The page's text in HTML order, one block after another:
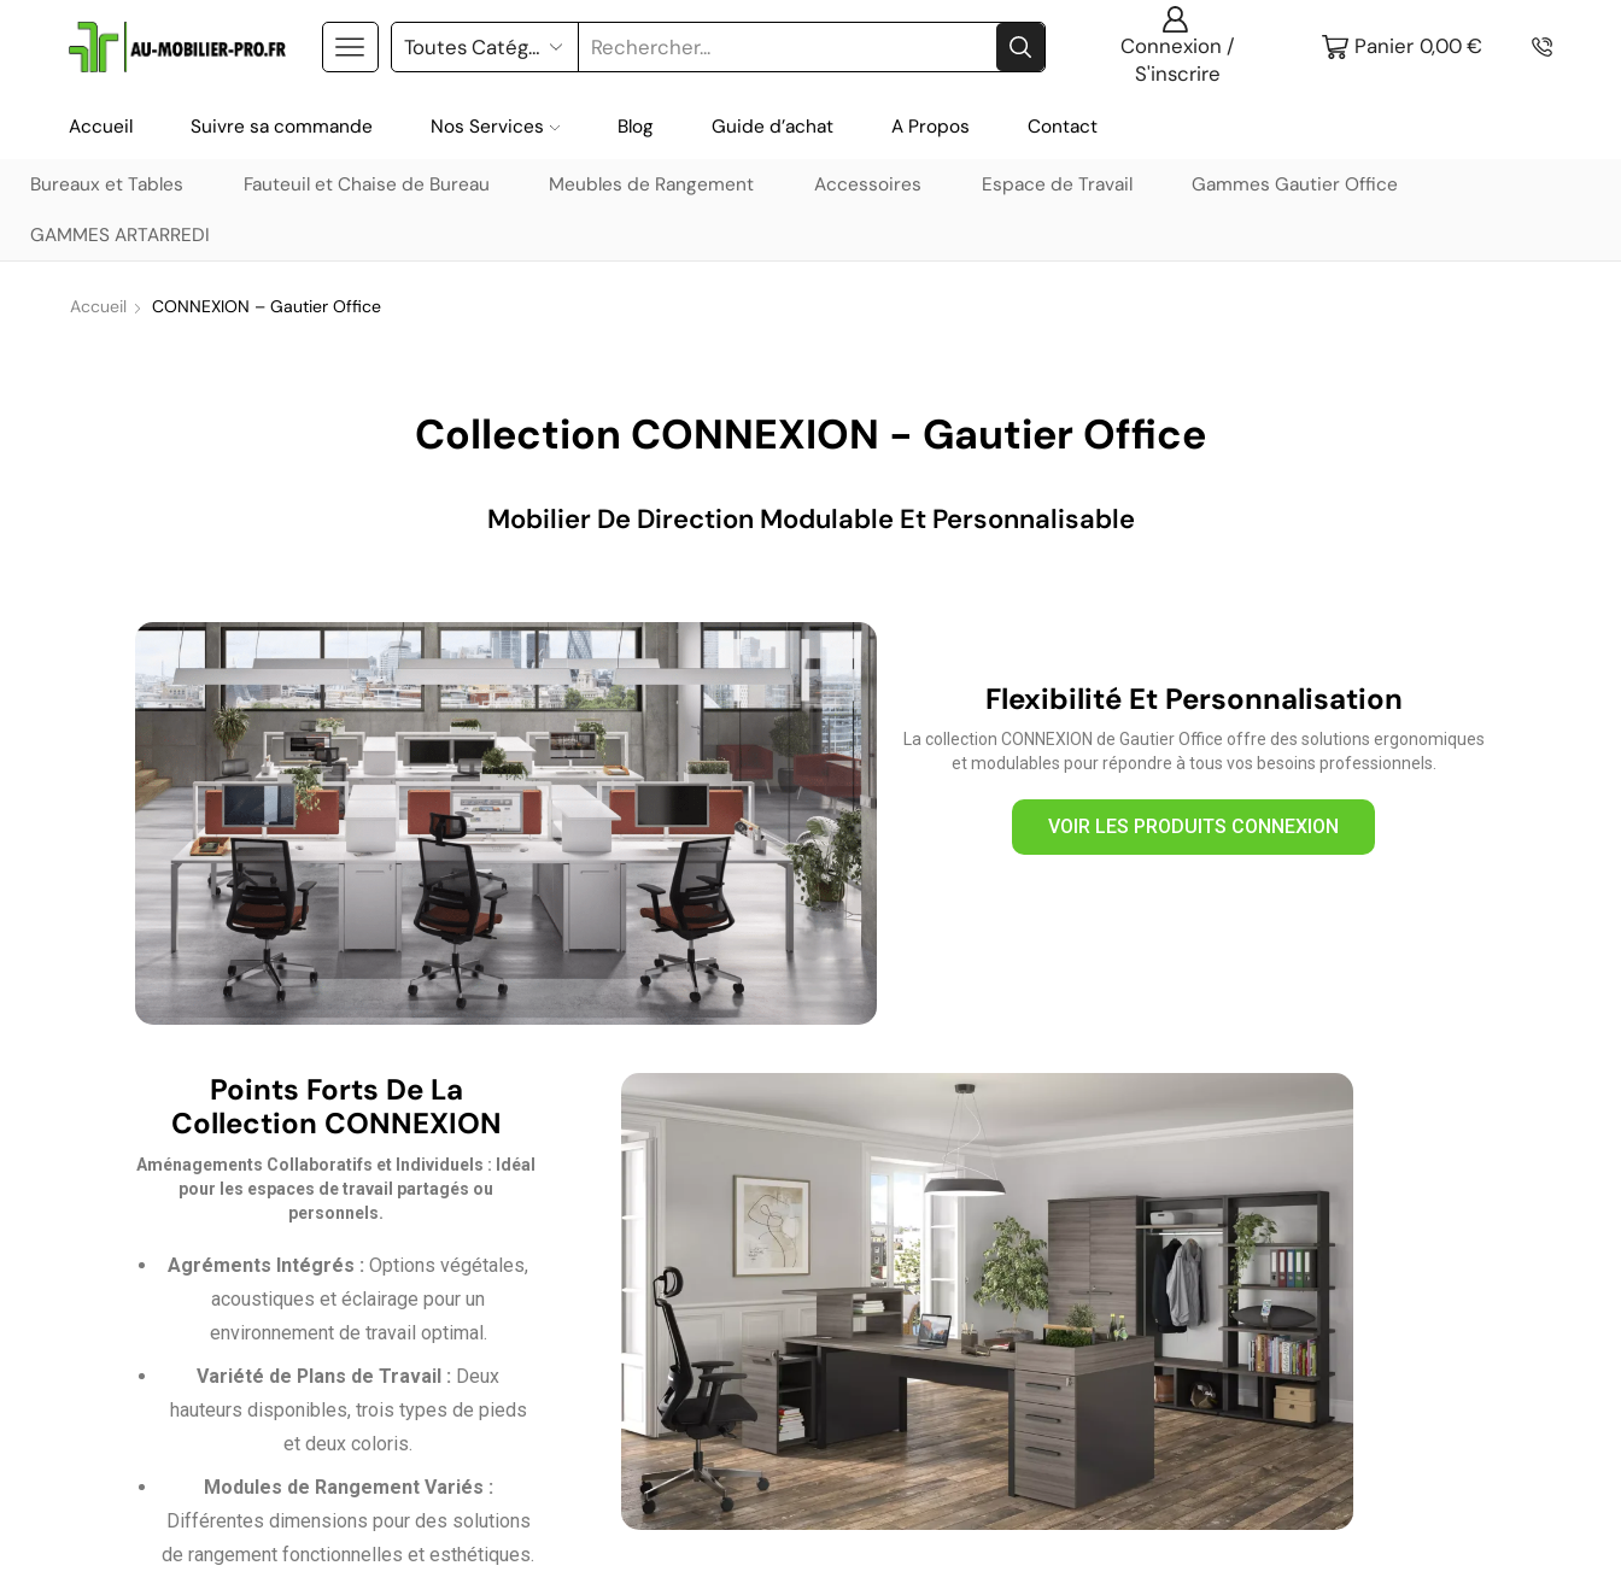
Connexion /
S'inscrire
Panier 0,00€
Accueil Suivre sa commande Nos Services Blog Guide d’achat A Propos Contact
Bureaux et Tables Fauteuil et Chaise de Bureau Meubles de Rangement Accessoires Espace de Travail Gammes Gautier Office
GAMMES ARTARREDI
Accueil CONNEXION – Gautier Office
Collection CONNEXION - Gautier Office
Mobilier De Direction Modulable Et Personnalisable
Flexibilité Et Personnalisation
La collection CONNEXION de Gautier Office offre des solutions ergonomiques
et modulables pour répondre à tous vos besoins professionnels.
VOIR LES PRODUITS CONNEXION
Points Forts De La
Collection CONNEXION
Aménagements Collaboratifs et Individuels : Idéal
pour les espaces de travail partagés ou
personnels.
Agréments Intégrés : Options végétales,
acoustiques et éclairage pour un
environnement de travail optimal.
Variété de Plans de Travail : Deux
hauteurs disponibles, trois types de pieds
et deux coloris.
Modules de Rangement Variés :
Différentes dimensions pour des solutions
de rangement fonctionnelles et esthétiques.